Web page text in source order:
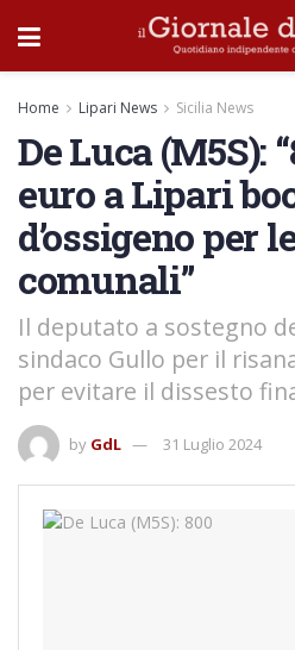
Home Lipari News Sicilia News
De Luca (M5S):
euro a Lipari
d’ossigeno per
comunali”
Il deputato a sostegno
sindaco Gullo per il
per evitare il dissesto
by GdL 31 Luglio 2024